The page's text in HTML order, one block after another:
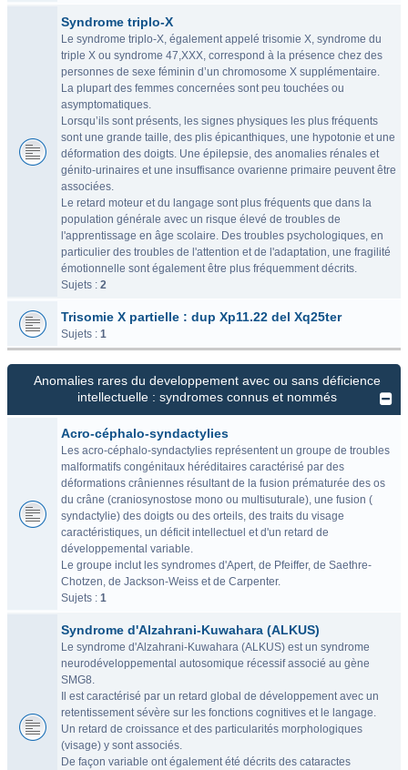
Syndrome triplo-X
Le syndrome triplo-X, également appelé trisomie X, syndrome du
triple X ou syndrome 47,XXX, correspond à la présence chez des
personnes de sexe féminin d’un chromosome X supplémentaire.
La plupart des femmes concernées sont peu touchées ou
asymptomatiques.
Lorsqu’ils sont présents, les signes physiques les plus fréquents
sont une grande taille, des plis épicanthiques, une hypotonie et une
déformation des doigts. Une épilepsie, des anomalies rénales et
génito-urinaires et une insuffisance ovarienne primaire peuvent être
associées.
Le retard moteur et du langage sont plus fréquents que dans la
population générale avec un risque élevé de troubles de
l'apprentissage en âge scolaire. Des troubles psychologiques, en
particulier des troubles de l'attention et de l'adaptation, une fragilité
émotionnelle sont également être plus fréquemment décrits.
Sujets : 2
Trisomie X partielle : dup Xp11.22 del Xq25ter
Sujets : 1
Anomalies rares du developpement avec ou sans déficience
intellectuelle : syndromes connus et nommés
Acro-céphalo-syndactylies
Les acro-céphalo-syndactylies représentent un groupe de troubles
malformatifs congénitaux héréditaires caractérisé par des
déformations crâniennes résultant de la fusion prématurée des os
du crâne (craniosynostose mono ou multisuturale), une fusion (
syndactylie) des doigts ou des orteils, des traits du visage
caractéristiques, un déficit intellectuel et d'un retard de
développemental variable.
Le groupe inclut les syndromes d'Apert, de Pfeiffer, de Saethre-
Chotzen, de Jackson-Weiss et de Carpenter.
Sujets : 1
Syndrome d'Alzahrani-Kuwahara (ALKUS)
Le syndrome d'Alzahrani-Kuwahara (ALKUS) est un syndrome
neurodéveloppemental autosomique récessif associé au gène
SMG8.
Il est caractérisé par un retard global de développement avec un
retentissement sévère sur les fonctions cognitives et le langage.
Un retard de croissance et des particularités morphologiques
(visage) y sont associés.
De façon variable ont également été décrits des cataractes